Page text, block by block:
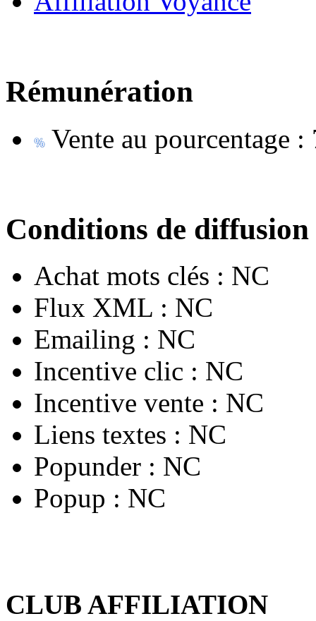
Rémunération
Vente au pourcentage :
Conditions de diffusion
Achat mots clés : NC
Flux XML : NC
Emailing : NC
Incentive clic : NC
Incentive vente : NC
Liens textes : NC
Popunder : NC
Popup : NC
CLUB AFFILIATION